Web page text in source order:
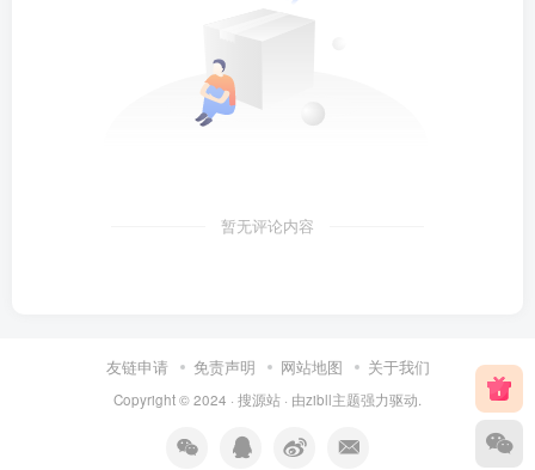
暂无评论内容
友链申请 免责声明 网站地图 关于我们
Copyright © 2024 · 搜源站 · 由zibll主题强力驱动.